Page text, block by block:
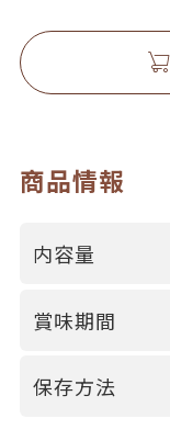
商品情報
内容量
賞味期間
保存方法